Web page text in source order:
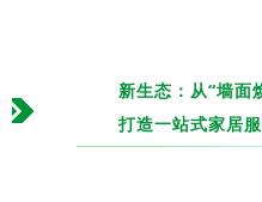
新生态：从“墙面
打造一站式家居